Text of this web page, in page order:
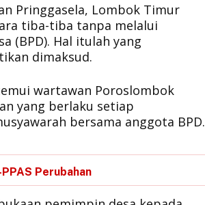
Pringgasela, Lombok Timur
tiba-tiba tanpa melalui
(BPD). Hal itulah yang
dimaksud.
wartawan Poroslombok
yang berlaku setiap
bersama anggota BPD.
Perubahan